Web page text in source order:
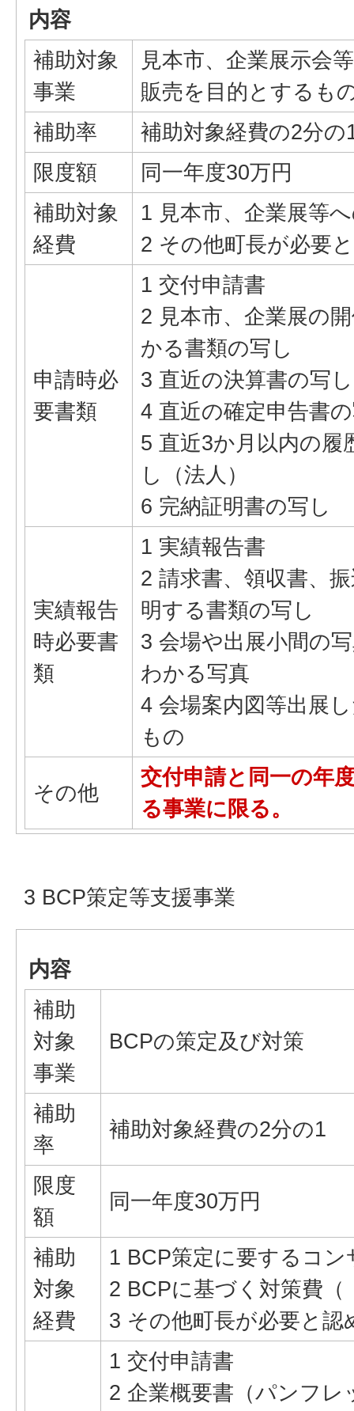
内容
補助対象
事業
見本市、企業展示会
販売を目的とするも
補助率
補助対象経費の2分の
限度額
同一年度30万円
補助対象
経費
1 見本市、企業展等
2 その他町長が必要
申請時必
要書類
1 交付申請書
2 見本市、企業展の
かる書類の写し
3 直近の決算書の写
4 直近の確定申告書
5 直近3か月以内の履
し（法人）
6 完納証明書の写し
実績報告
時必要書
類
1 実績報告書
2 請求書、領収書、
明する書類の写し
3 会場や出展小間の
わかる写真
4 会場案内図等出展
もの
その他
交付申請と同一の年
る事業に限る。
3 BCP策定等支援事業
内容
補助
対象
事業
BCPの策定及び対策
補助
率
補助対象経費の2分の1
限度
額
同一年度30万円
補助
対象
経費
1 BCP策定に要するコ
2 BCPに基づく対策費（
3 その他町長が必要と認
1 交付申請書
2 企業概要書（パンフレ